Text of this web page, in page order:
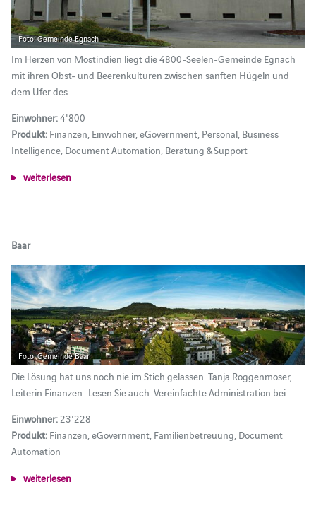
Foto: Gemeinde Egnach
Im Herzen von Mostindien liegt die 4800-Seelen-Gemeinde Egnach
mit ihren Obst- und Beerenkulturen zwischen sanften Hügeln und
dem Ufer des…
Einwohner:4'800
Produkt:Finanzen, Einwohner, eGovernment, Personal, Business
Intelligence, Document Automation, Beratung & Support
weiterlesen
Baar
Foto: Gemeinde Baar
Die Lösung hat uns noch nie im Stich gelassen. Tanja Roggenmoser,
Leiterin Finanzen Lesen Sie auch: Vereinfachte Administration bei…
Einwohner:23'228
Produkt:Finanzen, eGovernment, Familienbetreuung, Document
Automation
weiterlesen